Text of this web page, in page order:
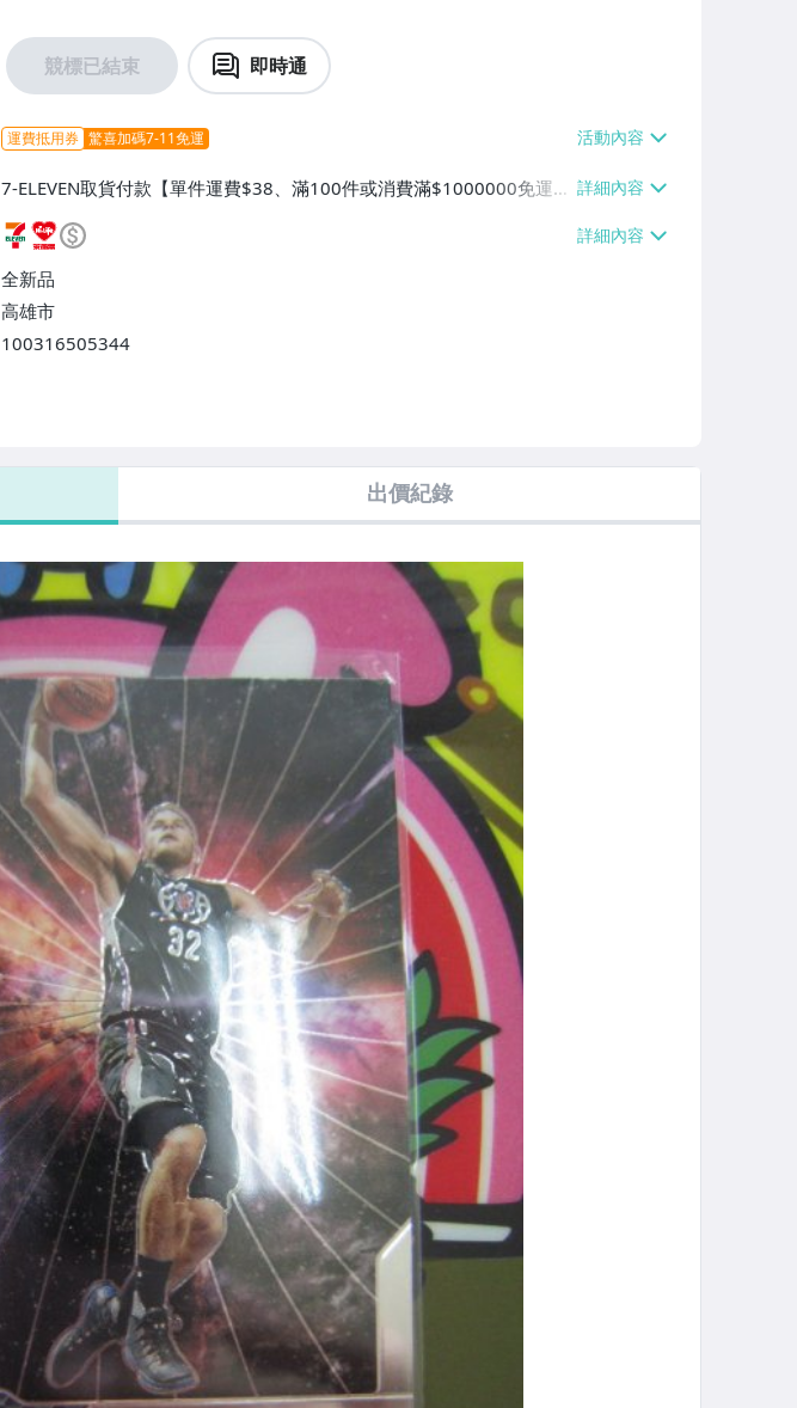
競標已結束 即時通
運費抵用券 驚喜加碼7-11免運
7-ELEVEN取貨付款【單件運費$38、滿100件或消費滿$1000000免運
費】、7-ELEVEN取貨不付款【單件運費$38】、萊爾富取貨付款【單件
運費$60、滿50件或消費滿$300000免運費】、郵局掛號【單件運費$5
0、滿30件或消費滿$30000免運費】
全新品
高雄市
100316505344
出價紀錄